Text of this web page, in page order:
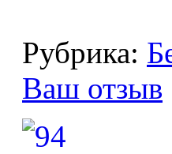
Рубрика:
Ваш отзыв